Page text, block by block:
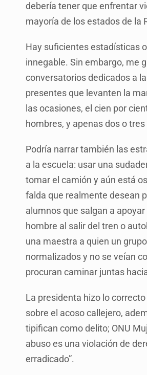
debería tener que enfrentar
mayoría de los estados de la
Hay suficientes estadísticas
innegable. Sin embargo, me
conversatorios dedicados a
presentes que levanten la
las ocasiones, el cien por
hombres, y apenas dos o
Podría narrar también las
a la escuela: usar una
tomar el camión y aún está
falda que realmente desean
alumnos que salgan a
hombre al salir del tren o
una maestra a quien un
normalizados y no se veían
procuran caminar juntas
La presidenta hizo lo
sobre el acoso callejero,
tipifican como delito; ONU
abuso es una violación de
erradicado”.